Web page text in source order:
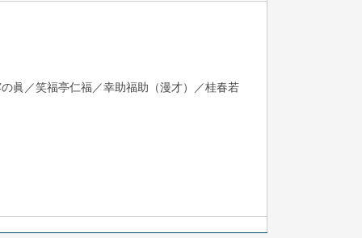
眞／笑福亭仁福／幸助福助（漫才）／桂春若